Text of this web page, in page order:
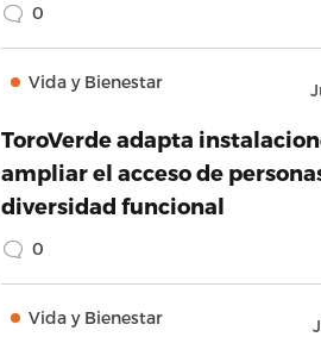
0
Vida y Bienestar
ToroVerde adapta
ampliar el acceso de
diversidad funcional
0
Vida y Bienestar